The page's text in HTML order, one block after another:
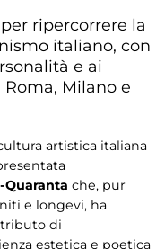
ripercorrere la
italiano, con
e ai
Milano e
artistica italiana
Quaranta che, pur
e longevi, ha
di
estetica e poetica